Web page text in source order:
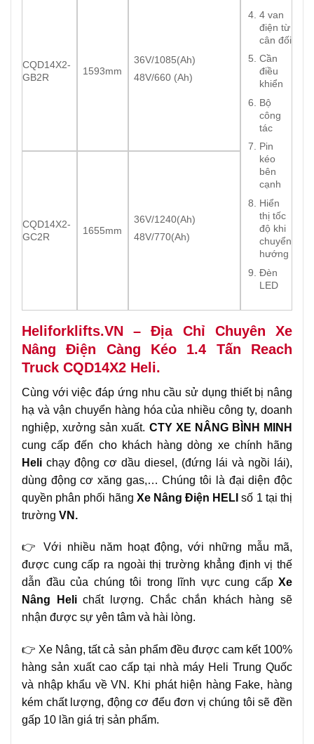
4 van
điện từ
cân đối
Cần
điều
khiển
Bộ
công
tác
Pin
kéo
bên
cạnh
Hiển
thị tốc
độ khi
chuyển
hướng
Đèn
LED
CQD14X2-
GB2R
1593mm
36V/1085(Ah)
48V/660 (Ah)
CQD14X2-
GC2R
1655mm
36V/1240(Ah)
48V/770(Ah)
Heliforklifts.VN – Địa Chỉ Chuyên Xe
Nâng Điện Càng Kéo 1.4 Tấn Reach
Truck CQD14X2 Heli.
Cùng với việc đáp ứng nhu cầu sử dụng thiết bị nâng
hạ và vận chuyển hàng hóa của nhiều công ty, doanh
nghiệp, xưởng sản xuất. CTY XE NÂNG BÌNH MINH
cung cấp đến cho khách hàng dòng xe chính hãng
Heli chạy động cơ dầu diesel, (đứng lái và ngồi lái),
dùng động cơ xăng gas,… Chúng tôi là đại diện độc
quyền phân phối hãng Xe Nâng Điện HELIsố 1 tại thị
trường VN.
👉 Với nhiều năm hoạt động, với những mẫu mã,
được cung cấp ra ngoài thị trường khẳng định vị thế
dẫn đầu của chúng tôi trong lĩnh vực cung cấp Xe
Nâng Helichất lượng. Chắc chắn khách hàng sẽ
nhận được sự yên tâm và hài lòng.
👉 Xe Nâng, tất cả sản phẩm đều được cam kết 100%
hàng sản xuất cao cấp tại nhà máy Heli Trung Quốc
và nhập khẩu về VN. Khi phát hiện hàng Fake, hàng
kém chất lượng, động cơ đểu đơn vị chúng tôi sẽ đền
gấp 10 lần giá trị sản phẩm.